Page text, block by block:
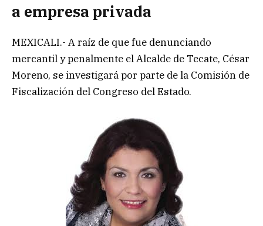
a empresa privada
MEXICALI.- A raíz de que fue denunciando
mercantil y penalmente el Alcalde de Tecate, César
Moreno, se investigará por parte de la Comisión de
Fiscalización del Congreso del Estado.